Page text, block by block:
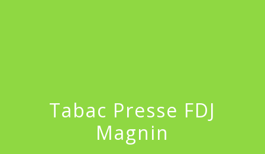
Tabac Presse FDJ
Magnin